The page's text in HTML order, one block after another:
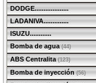
DODGE...................
LADANIVA..............
ISUZU............
Bomba de agua (44)
ABS Centralita (123)
Bomba de inyección (56)